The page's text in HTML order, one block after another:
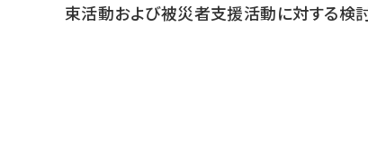
束活動および被災者支援活動に対する検